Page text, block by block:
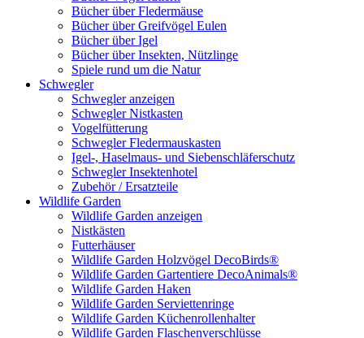
Bücher über Fledermäuse
Bücher über Greifvögel Eulen
Bücher über Igel
Bücher über Insekten, Nützlinge
Spiele rund um die Natur
Schwegler
Schwegler anzeigen
Schwegler Nistkasten
Vogelfütterung
Schwegler Fledermauskasten
Igel-, Haselmaus- und Siebenschläferschutz
Schwegler Insektenhotel
Zubehör / Ersatzteile
Wildlife Garden
Wildlife Garden anzeigen
Nistkästen
Futterhäuser
Wildlife Garden Holzvögel DecoBirds®
Wildlife Garden Gartentiere DecoAnimals®
Wildlife Garden Haken
Wildlife Garden Serviettenringe
Wildlife Garden Küchenrollenhalter
Wildlife Garden Flaschenverschlüsse